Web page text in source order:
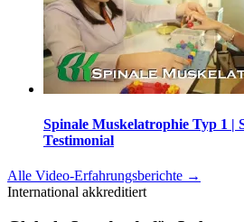
Spinale Muskelatrophie Typ 1 |
Testimonial
Alle Video-Erfahrungsberichte →
International akkreditiert